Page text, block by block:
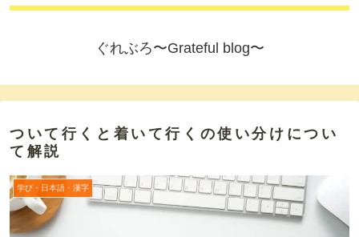
ぐれぶろ〜Grateful blog〜
ついて行くと着いて行くの使い分けについ
て解説
学び・日本語・漢字